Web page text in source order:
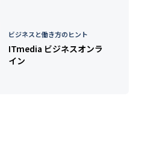
ビジネスと働き方のヒント
ITmedia ビジネスオンラ
イン